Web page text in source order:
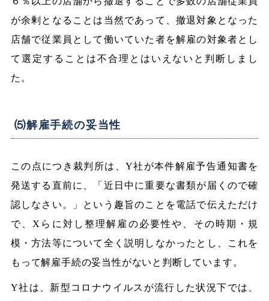
が余剰となることは当然であって、撤退対象となった
店舗で従業員として働いていた者を解雇の対象者とし
て選定することは不合理とはいえないと判断しまし
た。
⑸解雇手続の妥当性
この点につき裁判所は、Y社が本件解雇予告通知書を
発送する直前に、「近日中に重要な書類が届くので確
認しなさい。」という趣旨のことを電話で伝えただけ
で、Xらに対し整理解雇の必要性や、その時期・規
模・方法等について全く説明しなかったとし、これを
もって解雇手続の妥当性がないと判断しています。
Y社は、新型コロナウイルスが流行した状況下では、